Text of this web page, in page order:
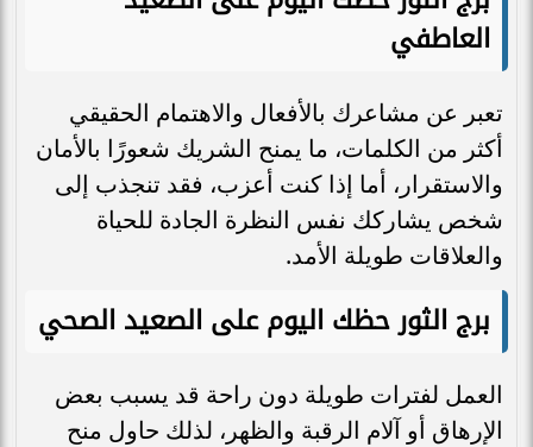
العاطفي
تعبر عن مشاعرك بالأفعال والاهتمام الحقيقي
أكثر من الكلمات، ما يمنح الشريك شعورًا بالأمان
والاستقرار، أما إذا كنت أعزب، فقد تنجذب إلى
شخص يشاركك نفس النظرة الجادة للحياة
والعلاقات طويلة الأمد.
برج الثور حظك اليوم على الصعيد الصحي
العمل لفترات طويلة دون راحة قد يسبب بعض
الإرهاق أو آلام الرقبة والظهر، لذلك حاول منح